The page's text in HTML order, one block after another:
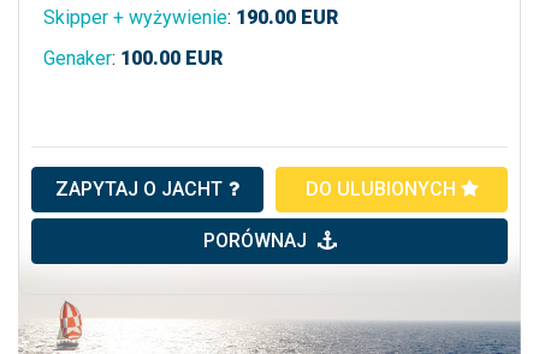
Skipper + wyżywienie: 190.00 EUR
Genaker: 100.00 EUR
ZAPYTAJ O JACHT DO ULUBIONYCH
PORÓWNAJ